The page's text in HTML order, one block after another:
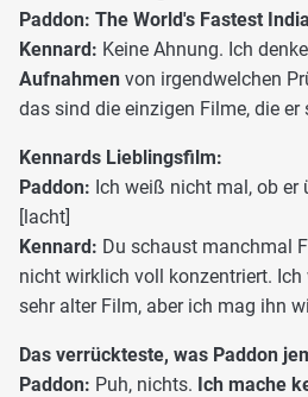
Paddon: The World's Fastest
Kennard: Keine Ahnung. Ich
Aufnahmen von irgendwelchen
das sind die einzigen Filme, die er
Kennards Lieblingsfilm:
Paddon: Ich weiß nicht mal, ob er
[lacht]
Kennard: Du schaust manchmal
nicht wirklich voll konzentriert. Ich
sehr alter Film, aber ich mag ihn
Das verrückteste, was Paddon
Paddon: Puh, nichts. Ich mache